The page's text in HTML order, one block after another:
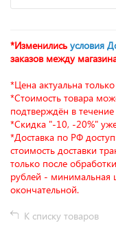
*Изменились условия
заказов между
*Цена актуальна
*Стоимость товара
подтверждён в
*Скидка "-10, -20%"
*Доставка по РФ
стоимость доставки
только после
рублей - минимальная
окончательной.
К списку товаров